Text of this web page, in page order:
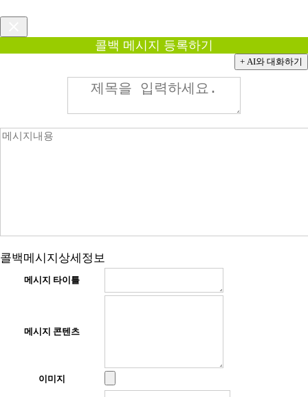
콜백 메시지 등록하기
+ AI와 대화하기
콜백메시지상세정보
메시지 타이틀
메시지 콘텐츠
이미지